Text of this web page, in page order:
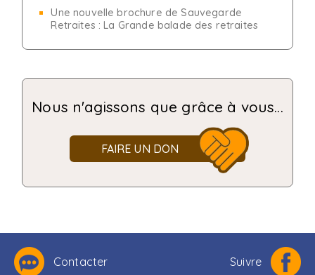
Une nouvelle brochure de Sauvegarde
Retraites : La Grande balade des retraites
Nous n'agissons que grâce à vous...
FAIRE UN DON
Contacter Suivre